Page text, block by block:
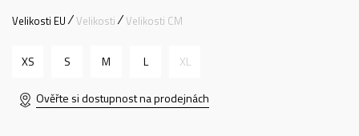
Velikosti EU Velikosti Velikosti CM
XS S M L XL
Ověřte si dostupnost na prodejnách